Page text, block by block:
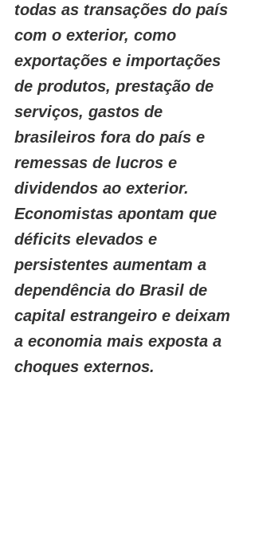
todas as transações do país
com o exterior, como
exportações e importações
de produtos, prestação de
serviços, gastos de
brasileiros fora do país e
remessas de lucros e
dividendos ao exterior.
Economistas apontam que
déficits elevados e
persistentes aumentam a
dependência do Brasil de
capital estrangeiro e deixam
a economia mais exposta a
choques externos.